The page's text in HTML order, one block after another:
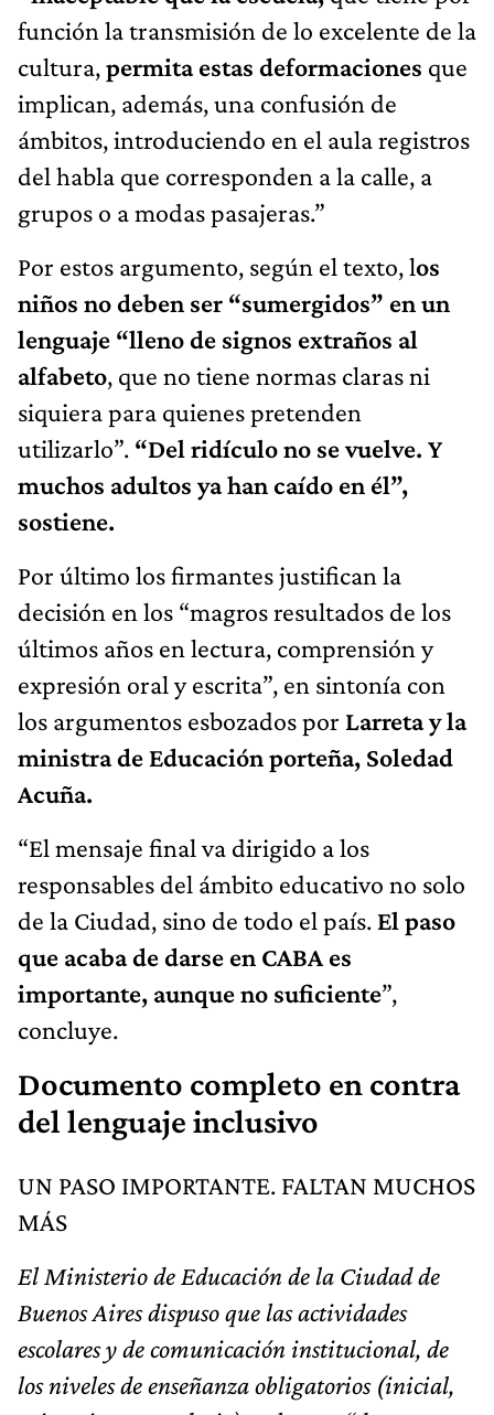
función la transmisión de lo excelente de la
cultura,permita estas deformaciones que
implican, además, una confusión de
ámbitos, introduciendo en el aula registros
del habla que corresponden a la calle, a
grupos o a modas pasajeras.”
Por estos argumento, según el texto, los
niños no deben ser “sumergidos” en un
lenguaje “lleno de signos extraños al
alfabeto, que no tiene normas claras ni
siquiera para quienes pretenden
utilizarlo”. “Del ridículo no se vuelve. Y
muchos adultos ya han caído en él”,
sostiene.
Por último los firmantes justifican la
decisión en los “magros resultados de los
últimos años en lectura, comprensión y
expresión oral y escrita”, en sintonía con
los argumentos esbozados por Larreta y la
ministra de Educación porteña, Soledad
Acuña.
“El mensaje final va dirigido a los
responsables del ámbito educativo no solo
de la Ciudad, sino de todo el país. El paso
que acaba de darse en CABA es
importante, aunque no suficiente”,
concluye.
Documento completo en contra
del lenguaje inclusivo
UN PASO IMPORTANTE. FALTAN MUCHOS
MÁS
El Ministerio de Educación de la Ciudad de
Buenos Aires dispuso que las actividades
escolares y de comunicación institucional, de
los niveles de enseñanza obligatorios (inicial,